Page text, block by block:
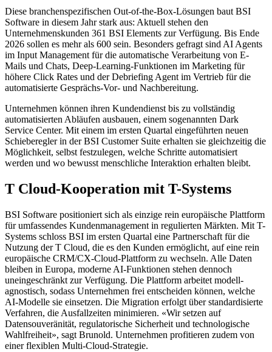
Diese branchenspezifischen Out-of-the-Box-Lösungen baut BSI
Software in diesem Jahr stark aus: Aktuell stehen den
Unternehmenskunden 361 BSI Elements zur Verfügung. Bis Ende
2026 sollen es mehr als 600 sein. Besonders gefragt sind AI Agents
im Input Management für die automatische Verarbeitung von E-
Mails und Chats, Deep-Learning-Funktionen im Marketing für
höhere Click Rates und der Debriefing Agent im Vertrieb für die
automatisierte Gesprächs-Vor- und Nachbereitung.
Unternehmen können ihren Kundendienst bis zu vollständig
automatisierten Abläufen ausbauen, einem sogenannten Dark
Service Center. Mit einem im ersten Quartal eingeführten neuen
Schieberegler in der BSI Customer Suite erhalten sie gleichzeitig die
Möglichkeit, selbst festzulegen, welche Schritte automatisiert
werden und wo bewusst menschliche Interaktion erhalten bleibt.
T Cloud-Kooperation mit T-Systems
BSI Software positioniert sich als einzige rein europäische Plattform
für umfassendes Kundenmanagement in regulierten Märkten. Mit T-
Systems schloss BSI im ersten Quartal eine Partnerschaft für die
Nutzung der T Cloud, die es den Kunden ermöglicht, auf eine rein
europäische CRM/CX-Cloud-Plattform zu wechseln. Alle Daten
bleiben in Europa, moderne AI-Funktionen stehen dennoch
uneingeschränkt zur Verfügung. Die Plattform arbeitet modell-
agnostisch, sodass Unternehmen frei entscheiden können, welche
AI-Modelle sie einsetzen. Die Migration erfolgt über standardisierte
Verfahren, die Ausfallzeiten minimieren. «Wir setzen auf
Datensouveränität, regulatorische Sicherheit und technologische
Wahlfreiheit», sagt Brunold. Unternehmen profitieren zudem von
einer flexiblen Multi-Cloud-Strategie.